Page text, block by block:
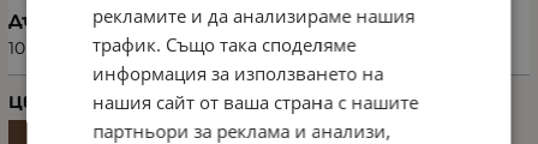
Дълбочина (см)
10
Цвят
рекламите и да анализираме нашия
трафик. Също така споделяме
информация за използването на
нашия сайт от ваша страна с нашите
партньори за реклама и анализи,